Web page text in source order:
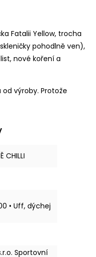
Fatalii Yellow, trocha
pohodlně ven),
nové koření a
výroby. Protože
CHILLI
• Uff, dýchej
Sportovní